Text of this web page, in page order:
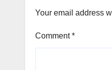
Your email address
Comment*